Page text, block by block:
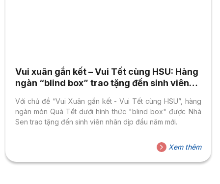
Vui xuân gắn kết – Vui Tết cùng HSU: Hàng
ngàn “blind box” trao tặng đến sinh viên
Với chủ đề “Vui Xuân gắn kết - Vui Tết cùng HSU”, hàng
ngàn món Quà Tết dưới hình thức "blind box" được Nhà
Sen trao tặng đến sinh viên nhân dịp đầu năm mới.
Xem thêm